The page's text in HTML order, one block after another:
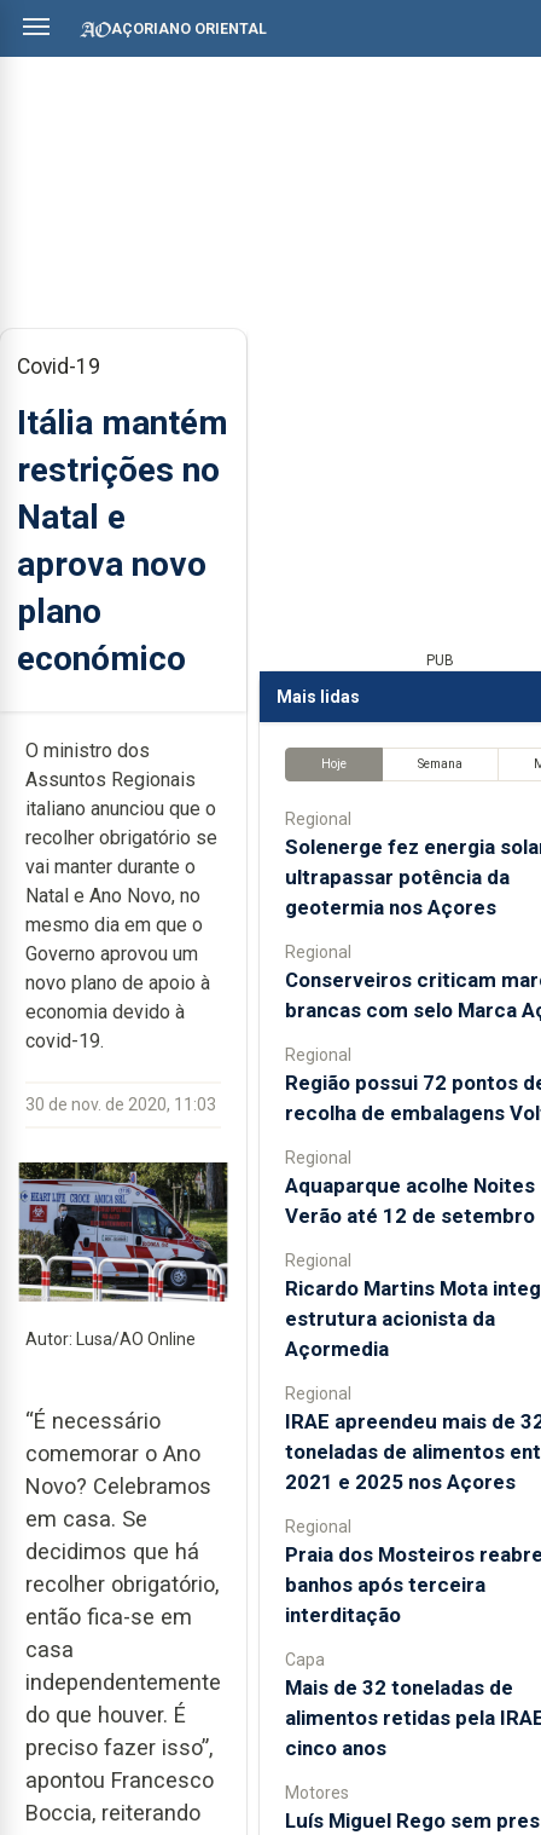
AÇORIANO ORIENTAL
Covid-19
Itália mantém
restrições no
Natal e
aprova novo
plano
económico
O ministro dos
Assuntos Regionais
italiano anunciou que o
recolher obrigatório se
vai manter durante o
Natal e Ano Novo, no
mesmo dia em que o
Governo aprovou um
novo plano de apoio à
economia devido à
covid-19.
30 de nov. de 2020, 11:03
Autor: Lusa/AO Online
“É necessário
comemorar o Ano
Novo? Celebramos
em casa. Se
decidimos que há
recolher obrigatório,
então fica-se em
casa
independentemente
do que houver. É
preciso fazer isso”,
apontou Francesco
Boccia, reiterando
PUB
Mais lidas
Hoje Semana
Regional
Solenerge fez energia
ultrapassar potência da
geotermia nos Açores
Regional
Conserveiros criticam
brancas com selo Marca
Regional
Região possui 72 pontos
recolha de embalagens
Regional
Aquaparque acolhe Noites
Verão até 12 de setembro
Regional
Ricardo Martins Mota
estrutura acionista da
Açormedia
Regional
IRAE apreendeu mais de
toneladas de alimentos
2021 e 2025 nos Açores
Regional
Praia dos Mosteiros
banhos após terceira
interditação
Capa
Mais de 32 toneladas de
alimentos retidas pela
cinco anos
Motores
Luís Miguel Rego sem